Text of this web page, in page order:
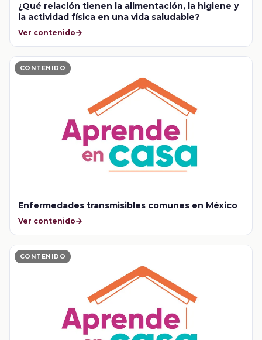
¿Qué relación tienen la alimentación, la higiene y
la actividad física en una vida saludable?
Ver contenido
CONTENIDO
Enfermedades transmisibles comunes en México
Ver contenido
CONTENIDO